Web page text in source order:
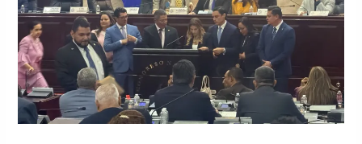
político
pide
destitución
de
cuatro
funcionarios
electorales